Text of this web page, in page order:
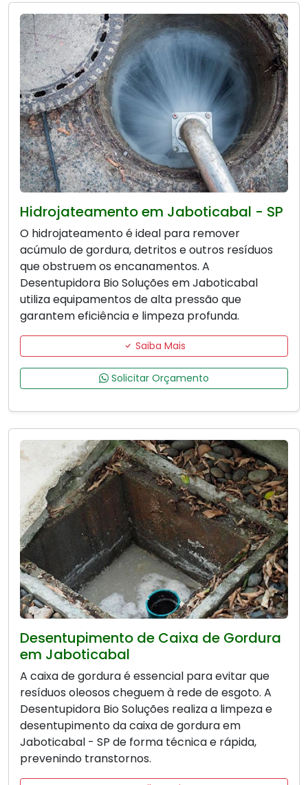
Hidrojateamento em Jaboticabal - SP
O hidrojateamento é ideal para remover
acúmulo de gordura, detritos e outros resíduos
que obstruem os encanamentos. A
Desentupidora Bio Soluções em Jaboticabal
utiliza equipamentos de alta pressão que
garantem eficiência e limpeza profunda.
Saiba Mais
Solicitar Orçamento
Desentupimento de Caixa de Gordura
em Jaboticabal
A caixa de gordura é essencial para evitar que
resíduos oleosos cheguem à rede de esgoto. A
Desentupidora Bio Soluções realiza a limpeza e
desentupimento da caixa de gordura em
Jaboticabal - SP de forma técnica e rápida,
prevenindo transtornos.